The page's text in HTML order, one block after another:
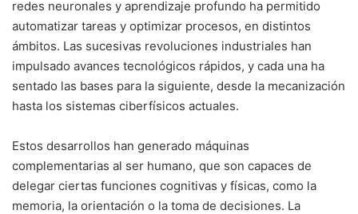
redes neuronales y aprendizaje profundo ha permitido
automatizar tareas y optimizar procesos, en distintos
ámbitos. Las sucesivas revoluciones industriales han
impulsado avances tecnológicos rápidos, y cada una ha
sentado las bases para la siguiente, desde la mecanización
hasta los sistemas ciberfísicos actuales.
Estos desarrollos han generado máquinas
complementarias al ser humano, que son capaces de
delegar ciertas funciones cognitivas y físicas, como la
memoria, la orientación o la toma de decisiones. La